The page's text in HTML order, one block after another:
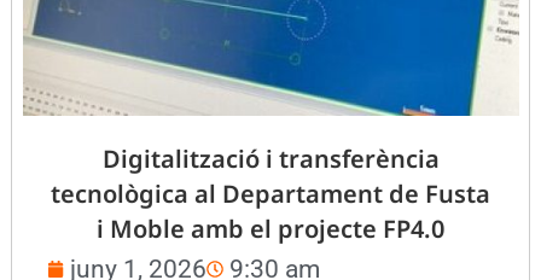
Digitalització i transferència
tecnològica al Departament de Fusta
i Moble amb el projecte FP4.0
juny 1, 2026 9:30 am